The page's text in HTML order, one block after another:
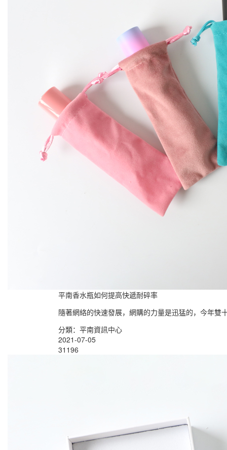
平南香水瓶如何提高快遞耐碎率
隨著網絡的快速發展，網購的力量是迅猛的，今年
分類：平南資訊中心
2021-07-05
31196